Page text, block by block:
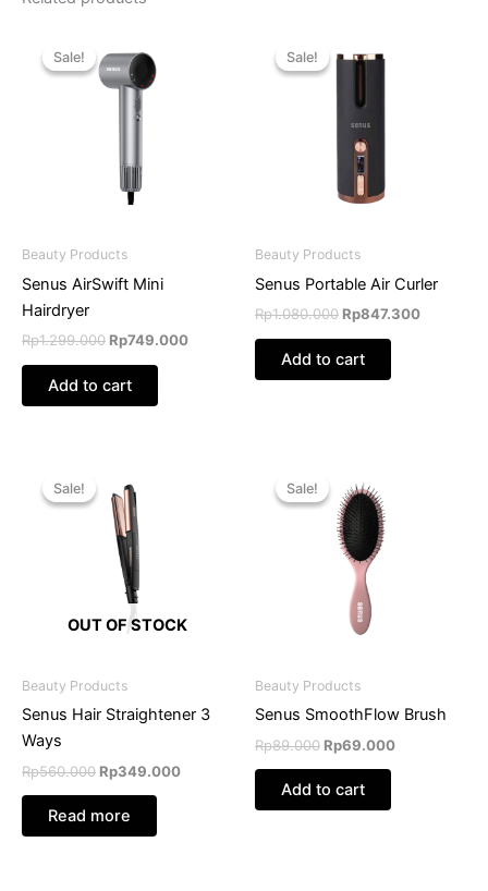
Sale!
Sale!
Beauty Products
Senus AirSwift Mini
Hairdryer
Rp1.299.000
price
was:
Rp1.299.000.
Rp749.000
Add to cart
Sale!
Sale!
Beauty Products
Senus Portable Air Curler
Rp1.080.000
was:
Rp847.300
Add to cart
Sale!
OUT OF STOCK
Sale!
Beauty Products
Senus Hair Straightener 3
Ways
Rp560.000
price
was:
Rp560.000.
Rp349.000
Read more
Sale!
Sale!
Beauty Products
Senus SmoothFlow Brush
Rp89.000
price
was:
Rp89.000.
Rp69.000
Add to cart